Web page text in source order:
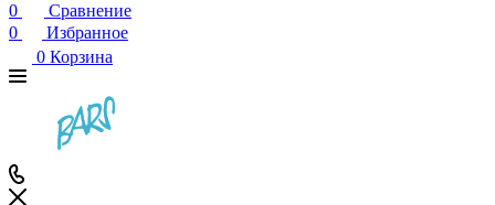
0
Сравнение
0
Избранное
0 Корзина